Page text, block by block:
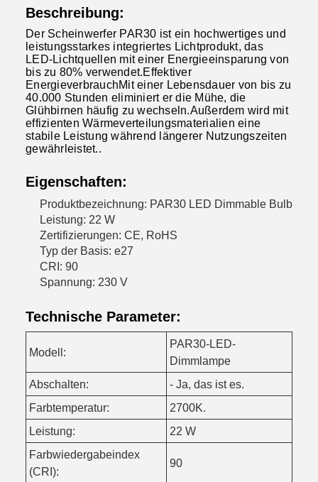
Beschreibung:
Der Scheinwerfer PAR30 ist ein hochwertiges und
leistungsstarkes integriertes Lichtprodukt, das
LED-Lichtquellen mit einer Energieeinsparung von
bis zu 80% verwendet.Effektiver
EnergieverbrauchMit einer Lebensdauer von bis zu
40.000 Stunden eliminiert er die Mühe, die
Glühbirnen häufig zu wechseln.Außerdem wird mit
effizienten Wärmeverteilungsmaterialien eine
stabile Leistung während längerer Nutzungszeiten
gewährleistet..
Eigenschaften:
Produktbezeichnung: PAR30 LED Dimmable Bulb
Leistung: 22 W
Zertifizierungen: CE, RoHS
Typ der Basis: e27
CRI: 90
Spannung: 230 V
Technische Parameter:
Modell:
PAR30-LED-
Dimmlampe
Abschalten:
- Ja, das ist es.
Farbtemperatur:
2700K.
Leistung:
22 W
Farbwiedergabeindex
(CRI):
90